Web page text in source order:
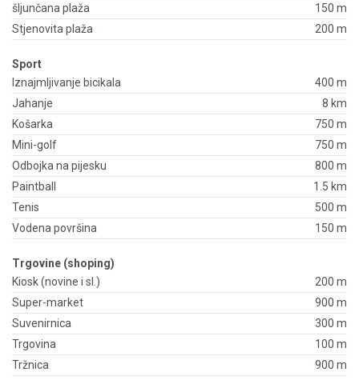
šljunčana plaža
150 m
Stjenovita plaža
200 m
Sport
Iznajmljivanje bicikala
400 m
Jahanje
8 km
Košarka
750 m
Mini-golf
750 m
Odbojka na pijesku
800 m
Paintball
1.5 km
Tenis
500 m
Vodena površina
150 m
Trgovine (shoping)
Kiosk (novine i sl.)
200 m
Super-market
900 m
Suvenirnica
300 m
Trgovina
100 m
Tržnica
900 m